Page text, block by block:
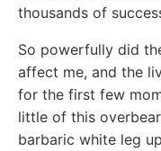
thousands of
So powerfully did
affect me, and the
for the first few
little of this
barbaric white leg